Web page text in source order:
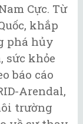
Cực. Từ
khắp
phá hủy
sức khỏe
báo cáo
Arendal,
trường